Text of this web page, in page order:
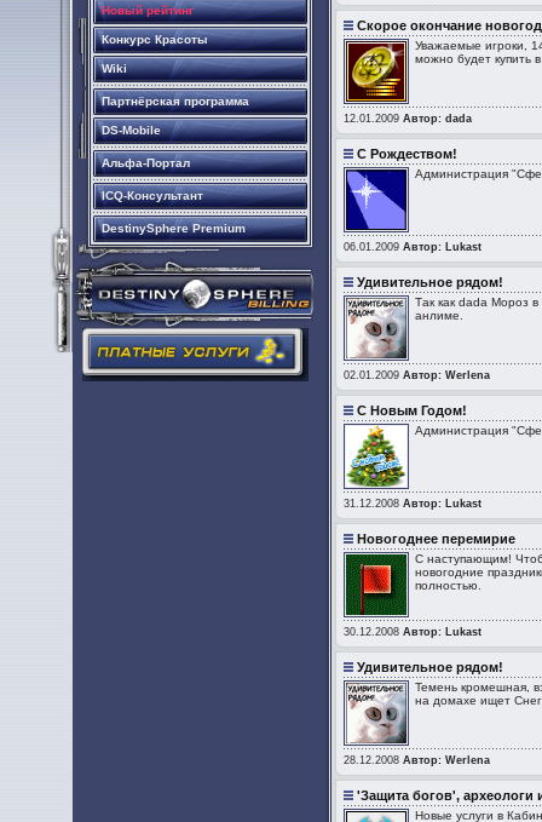
Новый рейтинг
Конкурс Красоты
Wiki
Партнёрская программа
DS-Mobile
Альфа-Портал
ICQ-Консультант
DestinySphere Premium
Скорое окончание
Уважаемые игроки,
можно будет купить
12.01.2009 Автор: dada
С Рождеством!
Администрация
06.01.2009 Автор: Lukast
Удивительное рядом!
Так как dada Мороз
анлиме.
02.01.2009 Автор: Werlena
С Новым Годом!
Администрация
31.12.2008 Автор: Lukast
Новогоднее перемирие
С наступающим!
новогодние
полностью.
30.12.2008 Автор: Lukast
Удивительное рядом!
Темень кромешная,
на домахе ищет
28.12.2008 Автор: Werlena
'Защита богов', археологи
Новые услуги в